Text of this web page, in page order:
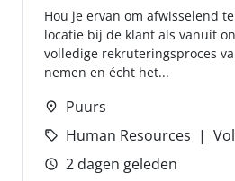
Hou je ervan om afwisselend
locatie bij de klant als vanuit
volledige rekruteringsproces
nemen en écht het...
Puurs
Human Resources
2 dagen geleden